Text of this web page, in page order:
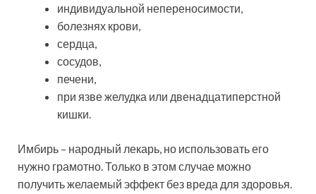
индивидуальной непереносимости,
болезнях крови,
сердца,
сосудов,
печени,
при язве желудка или двенадцатиперстной
кишки.
Имбирь – народный лекарь, но использовать его
нужно грамотно. Только в этом случае можно
получить желаемый эффект без вреда для здоровья.